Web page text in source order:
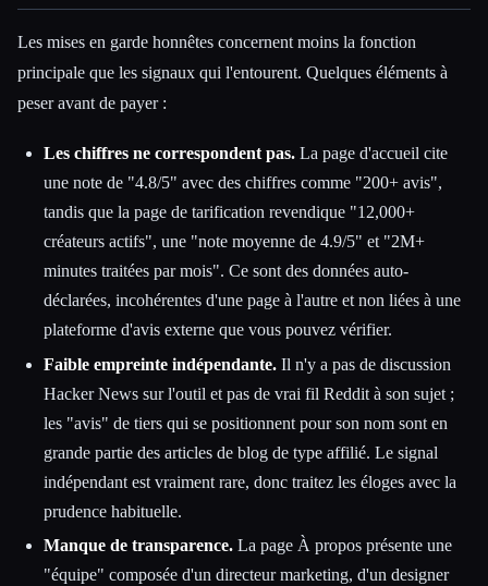
Les mises en garde honnêtes concernent moins la fonction
principale que les signaux qui l'entourent. Quelques éléments à
peser avant de payer :
Les chiffres ne correspondent pas. La page d'accueil cite
une note de "4.8/5" avec des chiffres comme "200+ avis",
tandis que la page de tarification revendique "12,000+
créateurs actifs", une "note moyenne de 4.9/5" et "2M+
minutes traitées par mois". Ce sont des données auto-
déclarées, incohérentes d'une page à l'autre et non liées à une
plateforme d'avis externe que vous pouvez vérifier.
Faible empreinte indépendante. Il n'y a pas de discussion
Hacker News sur l'outil et pas de vrai fil Reddit à son sujet ;
les "avis" de tiers qui se positionnent pour son nom sont en
grande partie des articles de blog de type affilié. Le signal
indépendant est vraiment rare, donc traitez les éloges avec la
prudence habituelle.
Manque de transparence. La page À propos présente une
"équipe" composée d'un directeur marketing, d'un designer